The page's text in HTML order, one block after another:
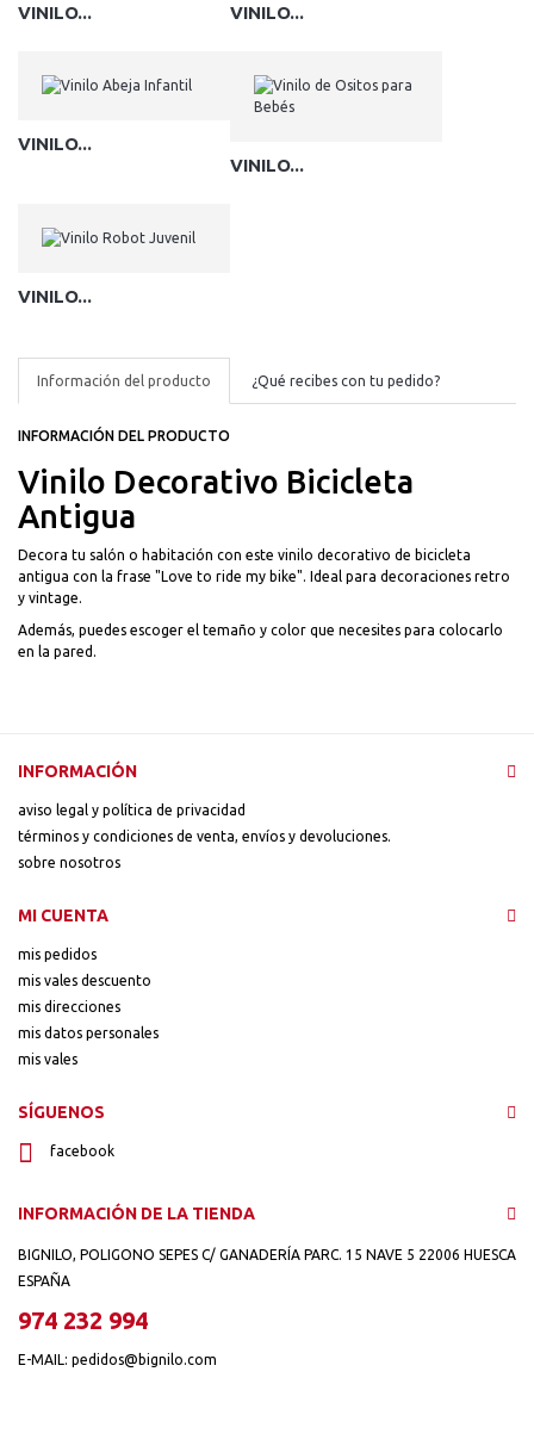
VINILO... VINILO...
VINILO...
VINILO...
VINILO...
Información del producto ¿Qué recibes con tu pedido?
INFORMACIÓN DEL PRODUCTO
Vinilo Decorativo Bicicleta
Antigua
Decora tu salón o habitación con este vinilo decorativo de bicicleta
antigua con la frase "Love to ride my bike". Ideal para decoraciones retro
y vintage.
Además, puedes escoger el temaño y color que necesites para colocarlo
en la pared.
INFORMACIÓN
aviso legal y política de privacidad
términos y condiciones de venta, envíos y devoluciones.
sobre nosotros
MI CUENTA
mis pedidos
mis vales descuento
mis direcciones
mis datos personales
mis vales
SÍGUENOS
facebook
INFORMACIÓN DE LA TIENDA
BIGNILO, POLIGONO SEPES C/ GANADERÍA PARC. 15 NAVE 5 22006 HUESCA
ESPAÑA
974 232 994
E-MAIL: pedidos@bignilo.com